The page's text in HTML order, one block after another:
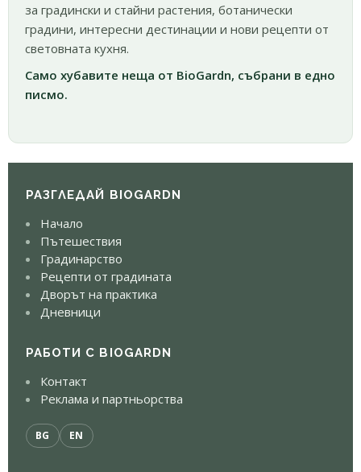
за градински и стайни растения, ботанически
градини, интересни дестинации и нови рецепти от
световната кухня.
Само хубавите неща от BioGardn, събрани в едно
писмо.
РАЗГЛЕДАЙ BIOGARDN
Начало
Пътешествия
Градинарство
Рецепти от градината
Дворът на практика
Дневници
РАБОТИ С BIOGARDN
Контакт
Реклама и партньорства
BG EN